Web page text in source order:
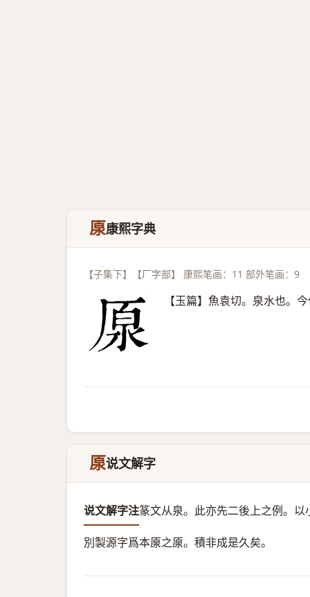
厡康熙字典
【子集下】【厂字部】 康熙笔画：11 部外笔画：9
【玉篇】魚袁切。泉水也。今
厡说文解字
说文解字注篆文从泉。 此亦先二後上之例。
別製源字爲本厡之厡。積非成是久矣。